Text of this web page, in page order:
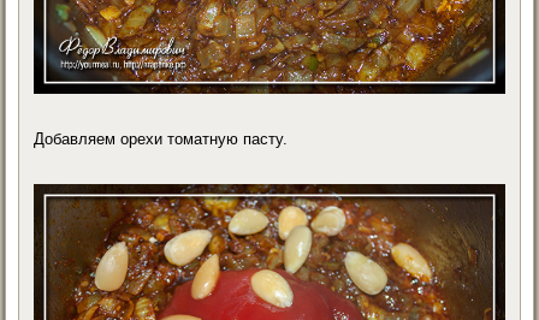
Добавляем орехи томатную пасту.